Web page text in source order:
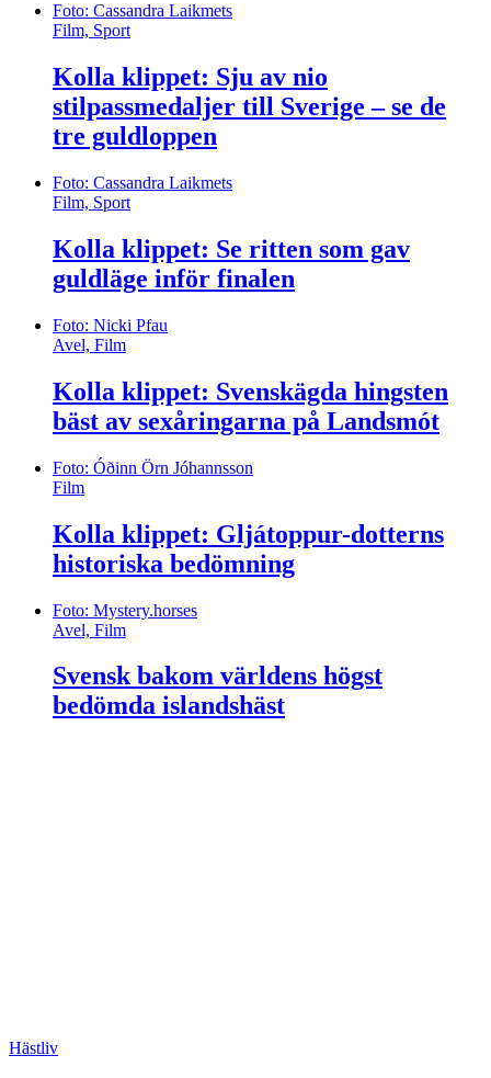
Foto: Cassandra Laikmets
Film, Sport
Kolla klippet: Sju av nio
stilpassmedaljer till Sverige – se de
tre guldloppen
Foto: Cassandra Laikmets
Film, Sport
Kolla klippet: Se ritten som gav
guldläge inför finalen
Foto: Nicki Pfau
Avel, Film
Kolla klippet: Svenskägda hingsten
bäst av sexåringarna på Landsmót
Foto: Óðinn Örn Jóhannsson
Film
Kolla klippet: Gljátoppur-dotterns
historiska bedömning
Foto: Mystery.horses
Avel, Film
Svensk bakom världens högst
bedömda islandshäst
Hästliv